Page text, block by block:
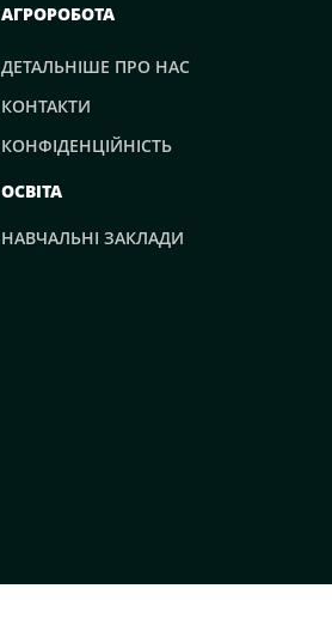
АГРОРОБОТА
ДЕТАЛЬНІШЕ ПРО НАС
КОНТАКТИ
КОНФІДЕНЦІЙНІСТЬ
ОСВІТА
НАВЧАЛЬНІ ЗАКЛАДИ